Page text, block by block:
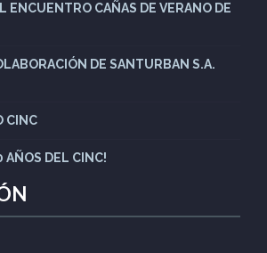
ENCUENTRO CAÑAS DE VERANO DE
DE SANTURBAN S.A.
CINC
AÑOS DEL CINC!